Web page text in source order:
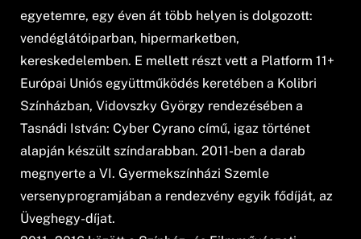
egyetemre, egy éven át több helyen is dolgozott:
vendéglátóiparban, hipermarketben,
kereskedelemben. E mellett részt vett a Platform 11+
Európai Uniós együttműködés keretében a Kolibri
Színházban, Vidovszky György rendezésében a
Tasnádi István: Cyber Cyrano című, igaz történet
alapján készült színdarabban. 2011-ben a darab
megnyerte a VI. Gyermekszínházi Szemle
versenyprogramjában a rendezvény egyik fődíját, az
Üveghegy-díjat.